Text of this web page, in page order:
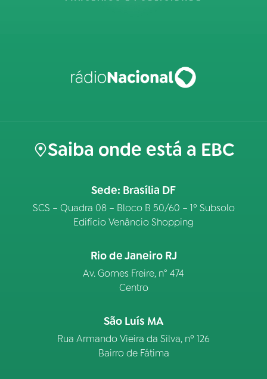
Saiba onde está a EBC
Sede: Brasília DF
SCS – Quadra 08 – Bloco B 50/60 – 1º Subsolo
Edifício Venâncio Shopping
Rio de Janeiro RJ
Av. Gomes Freire, n° 474
Centro
São Luís MA
Rua Armando Vieira da Silva, nº 126
Bairro de Fátima